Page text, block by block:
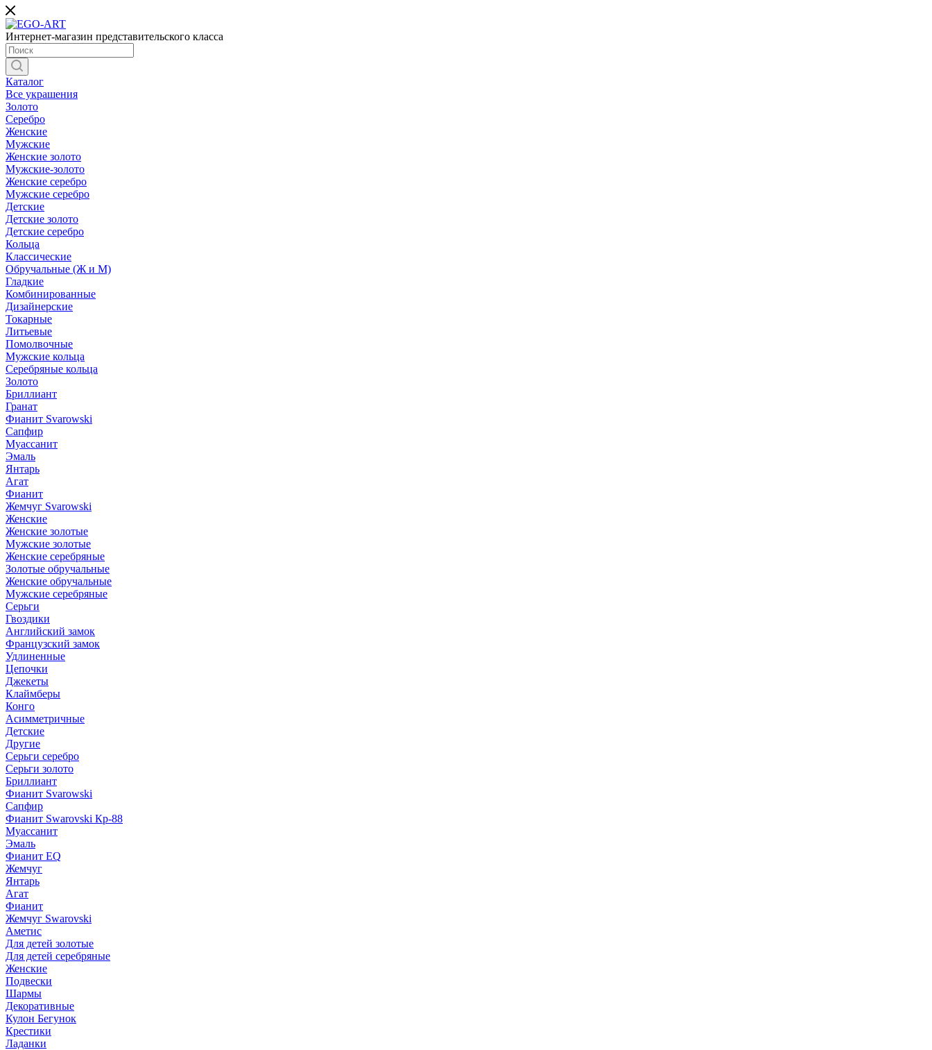
Интернет-магазин представительского класса
Каталог
Все украшения
Золото
Серебро
Женские
Мужские
Женские золото
Мужские-золото
Женские серебро
Мужские серебро
Детские
Детские золото
Детские серебро
Кольца
Классические
Обручальные (Ж и М)
Гладкие
Комбинированные
Дизайнерские
Токарные
Литьевые
Помолвочные
Мужские кольца
Серебряные кольца
Золото
Бриллиант
Гранат
Фианит Svarowski
Сапфир
Муассанит
Эмаль
Янтарь
Агат
Фианит
Жемчуг Svarowski
Женские
Женские золотые
Мужские золотые
Женские серебряные
Золотые обручальные
Женские обручальные
Мужские серебряные
Серьги
Гвоздики
Английский замок
Французский замок
Удлиненные
Цепочки
Джекеты
Клаймберы
Конго
Асимметричные
Детские
Другие
Серьги серебро
Серьги золото
Бриллиант
Фианит Svarowski
Сапфир
Фианит Swarovski Кр-88
Муассанит
Эмаль
Фианит EQ
Жемчуг
Янтарь
Агат
Фианит
Жемчуг Swarovski
Аметис
Для детей золотые
Для детей серебряные
Женские
Подвески
Шармы
Декоративные
Кулон Бегунок
Крестики
Ладанки